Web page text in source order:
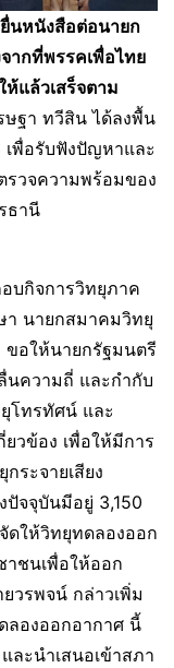
นหนังสือต่อนายก
ากที่พรรคเพื่อไทย
ห้แล้วเสร็จตาม
ษฐา ทวีสิน ได้ลงพื้น
พื่อรับฟังปัญหาและ
วจความพร้อมของ
ธานี
บกิจการวิทยุภาค
นายกสมาคมวิทยุ
ขอให้นายกรัฐมนตรี
นความถี่ และกำกับ
โทรทัศน์ และ
วข้อง เพื่อให้มีการ
ระจายเสียง
จจุบันมีอยู่ 3,150
ดให้วิทยุทดลองออก
ชนเพื่อให้ออก
วรพจน์ กล่าวเพิ่ม
ลองออกอากาศ นี้
ละนำเสนอเข้าสภา